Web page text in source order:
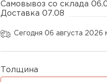
Самовывоз со склада
Доставка 07.08
Сегодня 06 августа 2026
Толщина